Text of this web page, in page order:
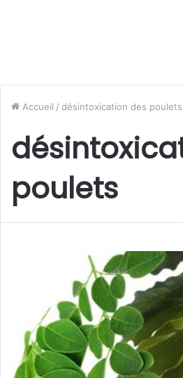
Accueil / désintoxication des poulets
poulets